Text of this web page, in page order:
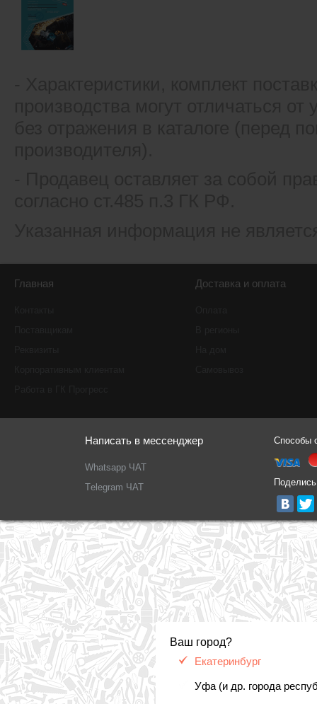
Ваш город?
Екатеринбург
Уфа (и др. города
Главная Доставка и оплата
Написать в мессенджер
Whatsapp ЧАТ
Тelegram ЧАТ
Способы